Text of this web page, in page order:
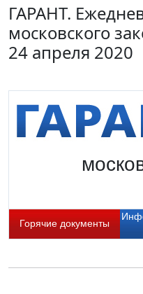
ГАРАНТ.
московского
24 апреля 2020
Горячие документы